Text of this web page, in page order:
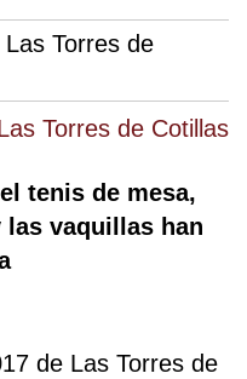
Torres de Cotillas
Torres de
tenis de mesa,
las vaquillas han
de Las Torres de